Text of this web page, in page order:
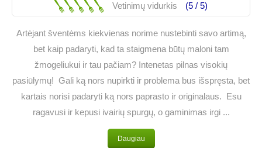
Vetinimų vidurkis (5 / 5)
Artėjant šventėms kiekvienas norime nustebinti savo artimą,
bet kaip padaryti, kad ta staigmena būtų maloni tam
žmogeliukui ir tau pačiam? Intenetas pilnas visokių
pasiūlymų! Gali ką nors nupirkti ir problema bus išspręsta, bet
kartais norisi padaryti ką nors paprasto ir originalaus. Esu
ragavusi ir kepusi ivairių spurgų, o gaminimas irgi ...
Daugiau